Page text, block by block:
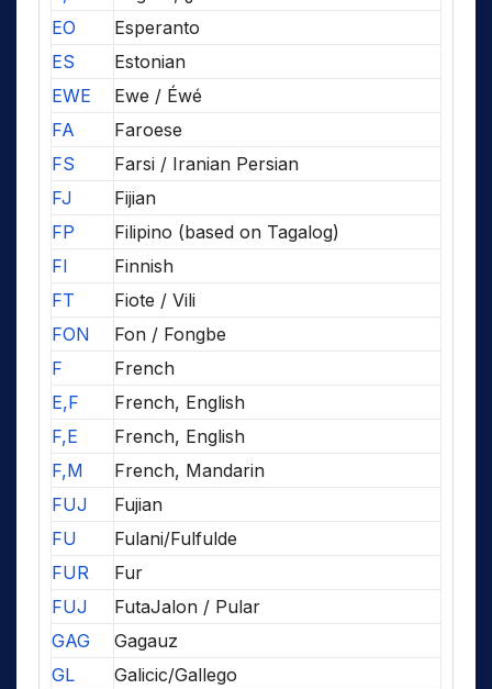
EO
Esperanto
ES
Estonian
EWE
Ewe / Éwé
FA
Faroese
FS
Farsi / Iranian Persian
FJ
Fijian
FP
Filipino (based on Tagalog)
FI
Finnish
FT
Fiote / Vili
FON
Fon / Fongbe
F
French
E,F
French, English
F,E
French, English
F,M
French, Mandarin
FUJ
Fujian
FU
Fulani/Fulfulde
FUR
Fur
FUJ
FutaJalon / Pular
GAG
Gagauz
GL
Galicic/Gallego